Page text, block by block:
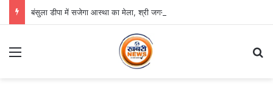
बंसुला डीपा में सजेगा आस्था का मेला, श्री जगन्नाथ झूलन रथयात्रा कल से